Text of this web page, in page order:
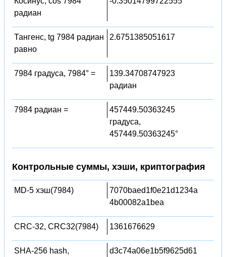
радиан
Тангенс, tg 7984 радиан
равно
2.6751385051617
7984 градуса, 7984° =
139.34708747923
радиан
7984 радиан =
457449.50363245
градуса,
457449.50363245°
Контрольные суммы, хэши, криптография
MD-5 хэш(7984)
7070baed1f0e21d1234a
4b00082a1bea
CRC-32, CRC32(7984) 1361676629
SHA-256 hash,
d3c74a06e1b5f9625d61